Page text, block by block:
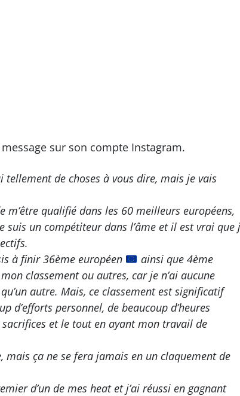
sur son compte Instagram.
tellement de choses à vous dire, mais je vais
qualifié dans les 60 meilleurs européens,
suis un compétiteur dans l’âme et il est vrai que
à finir 36ème européen
ainsi que 4ème
classement ou autres, car je n’ai aucune
autre. Mais, ce classement est significatif
d’efforts personnel, de beaucoup d’heures
et le tout en ayant mon travail de
mais ça ne se fera jamais en un claquement de
d’un de mes heat et j’ai réussi en gagnant